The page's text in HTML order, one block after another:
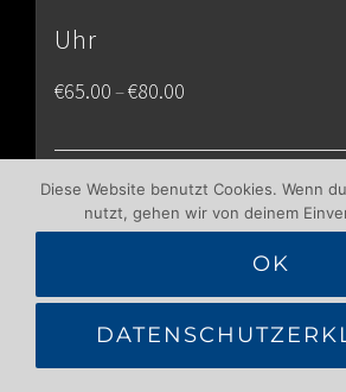
Uhr
€65.00–€80.00
€65.00
through
Diese Website benutzt Cookies. Wenn
nutzt, gehen wir von deinem
OK